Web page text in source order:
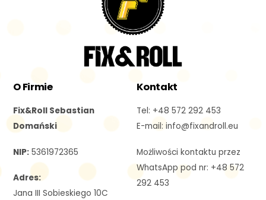
Top
O Firmie
Fix&Roll Sebastian
Domański
NIP: 5361972365
Adres:
Jana III Sobieskiego 10C
Kontakt
Tel: +48 572 292 453
E-mail: info@fixandroll.eu
Możliwości kontaktu przez
WhatsApp pod nr: +48 572
292 453